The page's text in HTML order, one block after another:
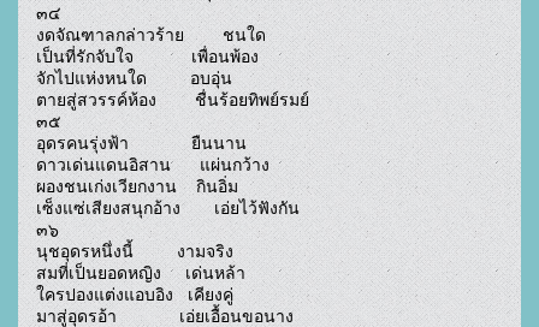
๓๔
งดจัณฑาลกล่าวร้าย        ชนใด
เป็นที่รักจับใจ            เพื่อนพ้อง
จักไปแห่งหนใด         อบอุ่น
ตายสู่สวรรค์ห้อง        ชื่นร้อยทิพย์รมย์
๓๕
อุดรคนรุ่งฟ้า             ยืนนาน
ดาวเด่นแดนอิสาน      แผ่นกว้าง
ผองชนเก่งเวียกงาน    กินอิ่ม
เซ็งแซ่เสียงสนุกอ้าง       เอ่ยไว้ฟังกัน
๓๖
นุชอุดรหนึ่งนี้         งามจริง
สมที่เป็นยอดหญิง     เด่นหล้า
ใครปองแต่งแอบอิง   เคียงคู่
มาสู่อุดรอ้า             เอ่ยเอื้อนขอนาง